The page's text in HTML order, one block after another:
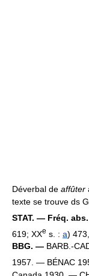
Déverbal de affûter
texte se trouve ds
STAT. — Fréq.
619; XXe s. : a)
BBG. — BARB.-
1957. — BÉNAC